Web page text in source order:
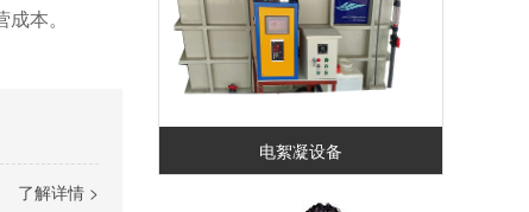
本。
了解详情 >
电絮凝设备